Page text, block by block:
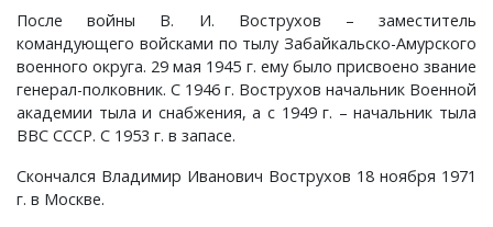
После войны В. И. Вострухов – заместитель
командующего войсками по тылу Забайкальско-Амурского
военного округа. 29 мая 1945 г. ему было присвоено звание
генерал-полковник. С 1946 г. Вострухов начальник Военной
академии тыла и снабжения, а с 1949 г. – начальник тыла
ВВС СССР. С 1953 г. в запасе.
Скончался Владимир Иванович Вострухов 18 ноября 1971
г. в Москве.
Курменёво, деревня
Лаптево, село
Леонтьево, село